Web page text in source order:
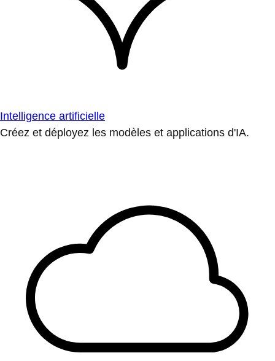
Intelligence artificielle
Créez et déployez les modèles et applications d'IA.